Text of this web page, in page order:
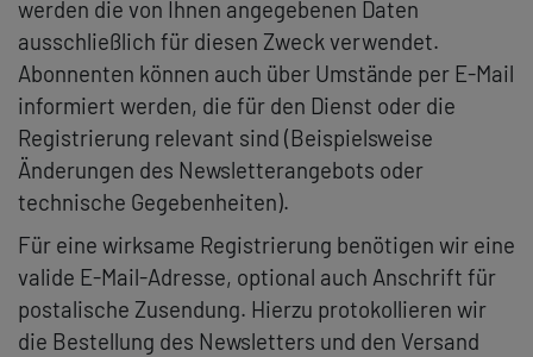
werden die von Ihnen angegebenen Daten
ausschließlich für diesen Zweck verwendet.
Abonnenten können auch über Umstände per E-Mail
informiert werden, die für den Dienst oder die
Registrierung relevant sind (Beispielsweise
Änderungen des Newsletterangebots oder
technische Gegebenheiten).
Für eine wirksame Registrierung benötigen wir eine
valide E-Mail-Adresse, optional auch Anschrift für
postalische Zusendung. Hierzu protokollieren wir
die Bestellung des Newsletters und den Versand